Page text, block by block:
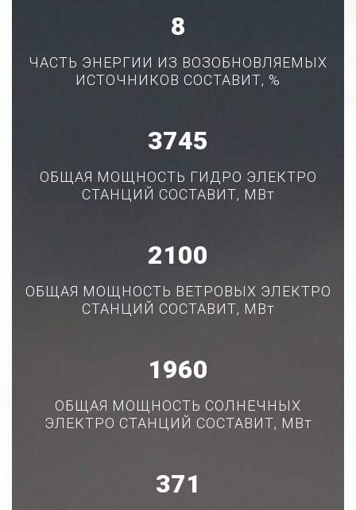
10
ЧАСТЬ ЭНЕРГИИ ИЗ ВОЗОБНОВЛЯЕМЫХ
ИСТОЧНИКОВ СОСТАВИТ, %
4681
ОБЩАЯ МОЩНОСТЬ ГИДРО ЭЛЕКТРО
СТАНЦИЙ СОСТАВИТ, МВт
2625
ОБЩАЯ МОЩНОСТЬ ВЕТРОВЫХ ЭЛЕКТРО
СТАНЦИЙ СОСТАВИТ, МВт
2450
ОБЩАЯ МОЩНОСТЬ СОЛНЕЧНЫХ
ЭЛЕКТРО СТАНЦИЙ СОСТАВИТ, МВт
464